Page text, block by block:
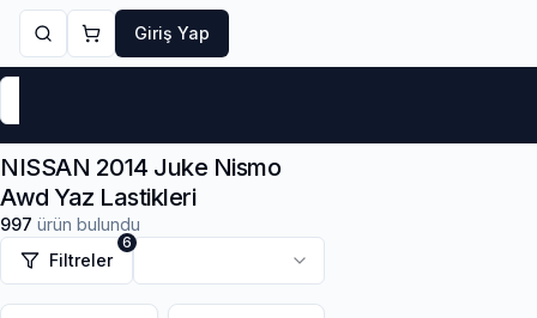
Giriş Yap
NISSAN 2014 Juke Nismo
Awd Yaz Lastikleri
997 ürün bulundu
Filtreler
6